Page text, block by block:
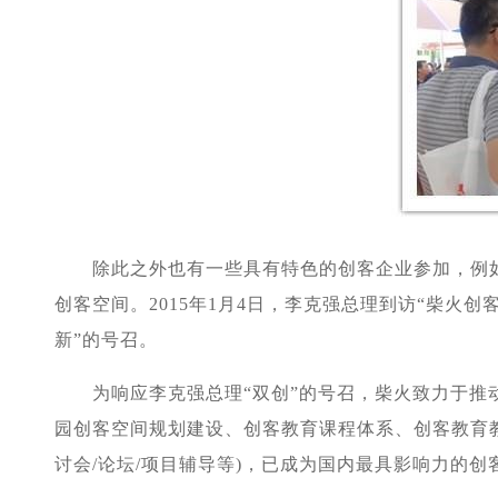
除此之外也有一些具有特色的创客企业参加，例
创客空间。2015年1月4日，李克强总理到访“柴火创
新”的号召。
为响应李克强总理“双创”的号召，柴火致力于推
园创客空间规划建设、创客教育课程体系、创客教
讨会/论坛/项目辅导等)，已成为国内最具影响力的创